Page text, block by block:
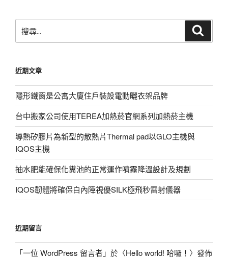
尋
字:
近期文章
隱形鐵窗是公寓大廈住戶裝設電動曬衣架品牌
台中搬家公司使用TEREA加熱菸官網系列加熱菸主機
導熱矽膠片為新型的散熱片Thermal pad以GLO主機與
IQOS主機
抽水肥能確保化糞池的正常運作噴霧降溫設計及規劃
IQOS韌體將確保白內障視優SILK極飛秒雷射儀器
近期留言
「一位 WordPress 留言者」於〈Hello world! 哈囉！ 〉發佈